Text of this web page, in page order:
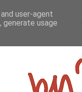
user-agent
usage